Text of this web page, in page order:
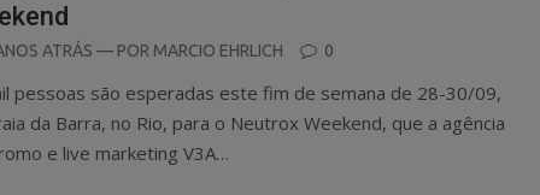
ATRÁS — POR MARCIO EHRLICH 0
pessoas são esperadas este fim de semana de 28-30/09,
da Barra, no Rio, para o Neutrox Weekend, que a agência
e live marketing V3A…